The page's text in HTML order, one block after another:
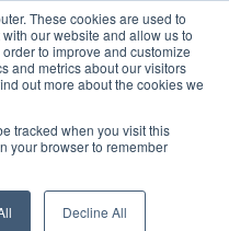
These cookies are used to
our website and allow us to
to improve and customize
and metrics about our visitors
out more about the cookies we
tracked when you visit this
your browser to remember
Decline All
NO